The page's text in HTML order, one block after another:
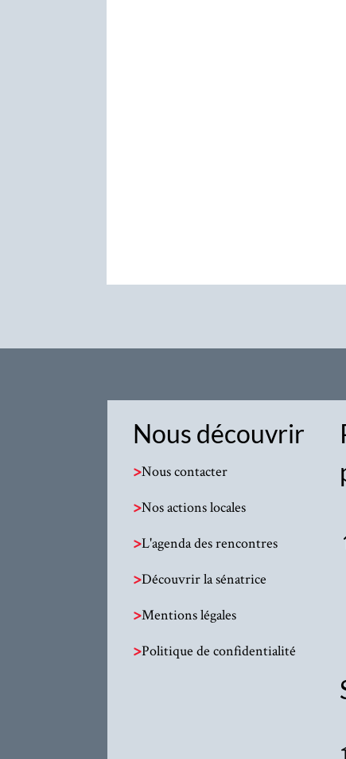
Nous découvrir
>Nous contacter
>Nos actions locales
>L'agenda des rencontres
>Découvrir la sénatrice
>Mentions légales
>Politique de confidentialité